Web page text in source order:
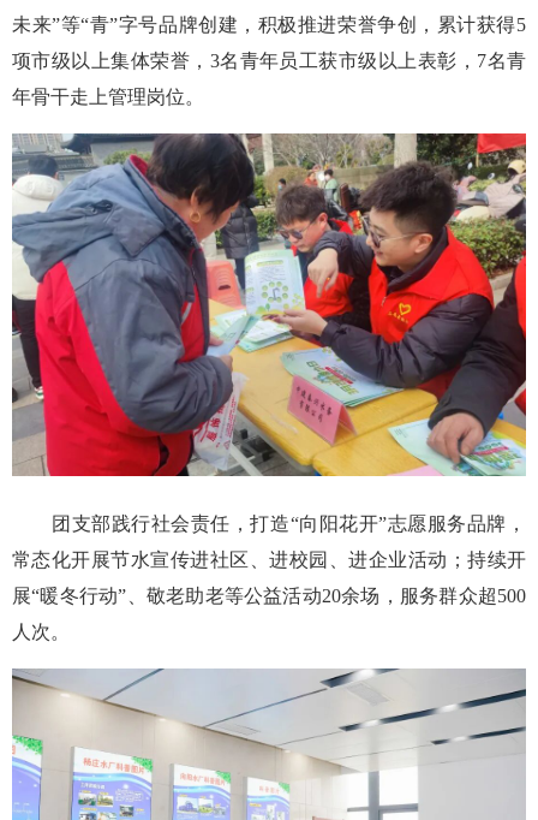
未来”等“青”字号品牌创建，积极推进荣誉争创，累计获得5
项市级以上集体荣誉，3名青年员工获市级以上表彰，7名青
年骨干走上管理岗位。
团支部践行社会责任，打造“向阳花开”志愿服务品牌，
常态化开展节水宣传进社区、进校园、进企业活动；持续开
展“暖冬行动”、敬老助老等公益活动20余场，服务群众超500
人次。